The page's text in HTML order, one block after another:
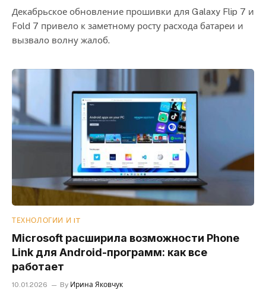
Декабрьское обновление прошивки для Galaxy Flip 7 и
Fold 7 привело к заметному росту расхода батареи и
вызвало волну жалоб.
ТЕХНОЛОГИИ И IT
Microsoft расширила возможности Phone
Link для Android-программ: как все
работает
10.01.2026 By Ирина Яковчук